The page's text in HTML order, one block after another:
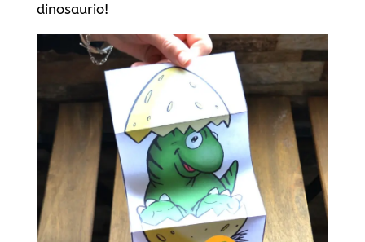
dinosaurio!